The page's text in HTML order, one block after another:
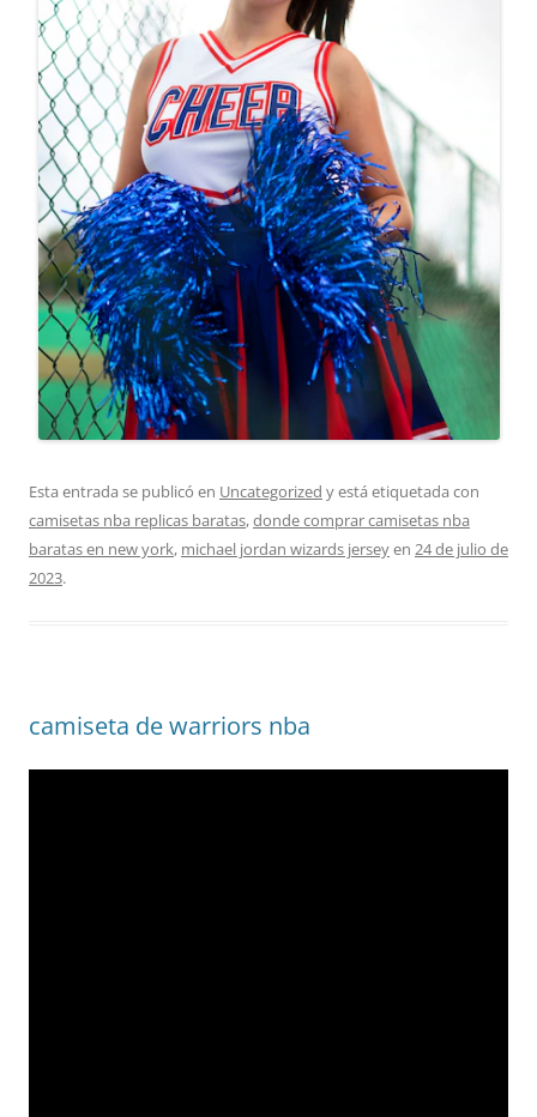
Esta entrada se publicó en Uncategorized y está etiquetada con
camisetas nba replicas baratas,donde comprar camisetas nba
baratas en new york, michael jordan wizards jerseyen 24 de julio de
2023.
camiseta de warriors nba